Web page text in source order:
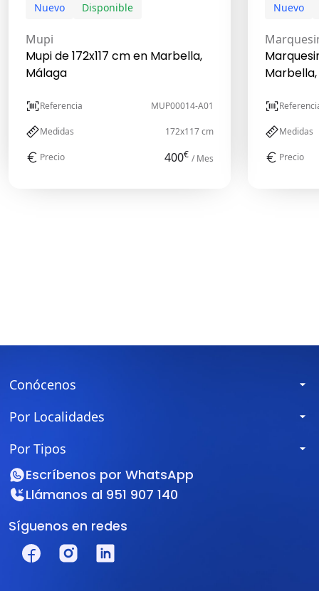
Nuevo Disponible
Mupi
Mupi de 172x117 cm en Marbella,
Málaga
Referencia MUP00014-A01
Medidas 172x117 cm
Precio 400€ / Mes
Nuevo
Medidas
Precio
Conócenos
Por Localidades
Por Tipos
Escríbenos por WhatsApp
Llámanos al 951 907 140
Síguenos en redes